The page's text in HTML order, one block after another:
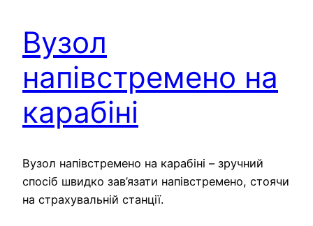
Вузол
напівстремено на
карабіні
Вузол напівстремено на карабіні – зручний
спосіб швидко зав’язати напівстремено, стоячи
на страхувальній станції.